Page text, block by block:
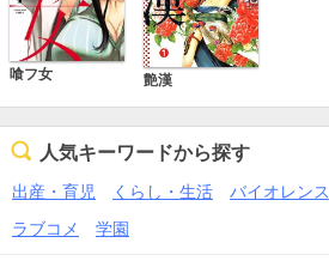
喰フ女 艶漢
人気キーワードから探す
出産・育児 くらし・生活 バイオレンス
ラブコメ
学園